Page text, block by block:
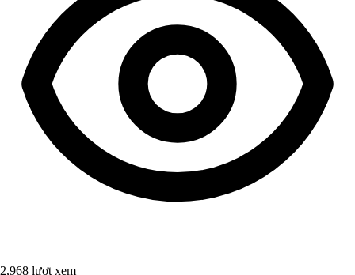
2,968 lượt xem